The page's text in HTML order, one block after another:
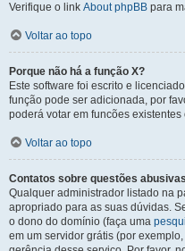
Verifique o link About phpBB para
Voltar ao topo
Porque não há a função X?
Este software foi escrito e
função pode ser adicionada, por
poderá votar em funcões
Voltar ao topo
Contatos sobre questões
Qualquer administrador listado na
apropriado para as suas dúvidas.
o dono do domínio (faça uma
em um servidor grátis (por